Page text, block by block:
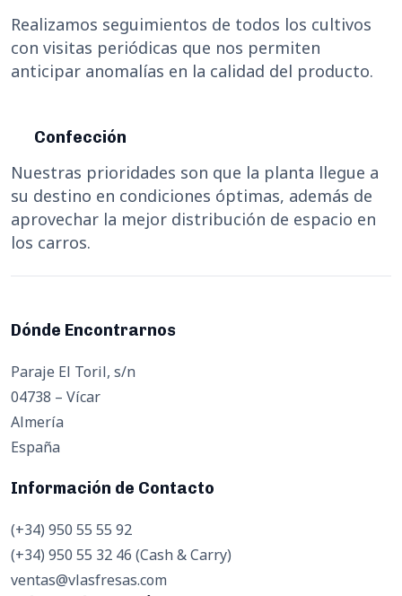
Realizamos seguimientos de todos los cultivos
con visitas periódicas que nos permiten
anticipar anomalías en la calidad del producto.
Confección
Nuestras prioridades son que la planta llegue a
su destino en condiciones óptimas, además de
aprovechar la mejor distribución de espacio en
los carros.
Dónde Encontrarnos
Paraje El Toril, s/n
04738 – Vícar
Almería
España
Información de Contacto
(+34) 950 55 55 92
(+34) 950 55 32 46 (Cash & Carry)
ventas@vlasfresas.com